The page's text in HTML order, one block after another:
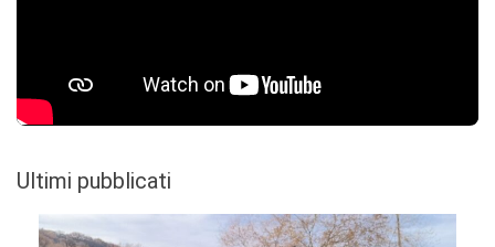
Ultimi pubblicati